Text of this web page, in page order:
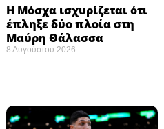
Η Μόσχα ισχυρίζεται ότι
έπληξε δύο πλοία στη
Μαύρη Θάλασσα ​
8 Αυγούστου 2026